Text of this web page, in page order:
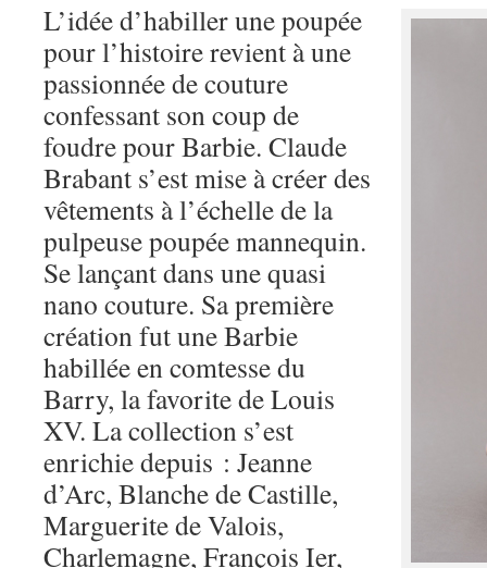
L’idée d’habiller une poupée
pour l’histoire revient à une
passionnée de couture
confessant son coup de
foudre pour Barbie. Claude
Brabant s’est mise à créer des
vêtements à l’échelle de la
pulpeuse poupée mannequin.
Se lançant dans une quasi
nano couture. Sa première
création fut une Barbie
habillée en comtesse du
Barry, la favorite de Louis
XV. La collection s’est
enrichie depuis : Jeanne
d’Arc, Blanche de Castille,
Marguerite de Valois,
Charlemagne, François Ier,